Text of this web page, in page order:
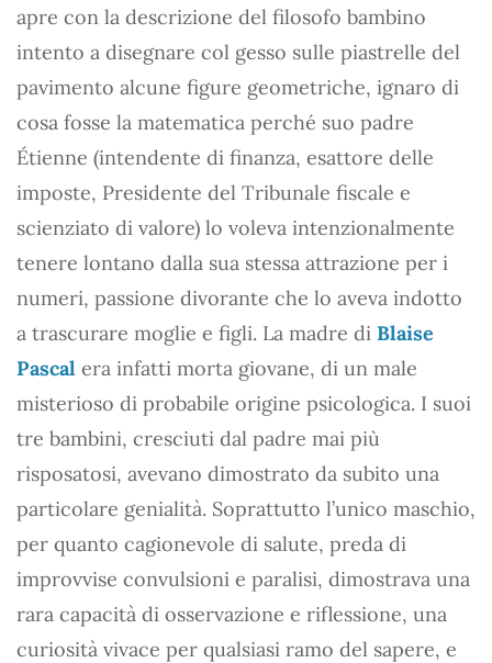
apre con la descrizione del filosofo bambino
intento a disegnare col gesso sulle piastrelle del
pavimento alcune figure geometriche, ignaro di
cosa fosse la matematica perché suo padre
Étienne (intendente di finanza, esattore delle
imposte, Presidente del Tribunale fiscale e
scienziato di valore) lo voleva intenzionalmente
tenere lontano dalla sua stessa attrazione per i
numeri, passione divorante che lo aveva indotto
a trascurare moglie e figli. La madre di Blaise
Pascal era infatti morta giovane, di un male
misterioso di probabile origine psicologica. I suoi
tre bambini, cresciuti dal padre mai più
risposatosi, avevano dimostrato da subito una
particolare genialità. Soprattutto l’unico maschio,
per quanto cagionevole di salute, preda di
improvvise convulsioni e paralisi, dimostrava una
rara capacità di osservazione e riflessione, una
curiosità vivace per qualsiasi ramo del sapere, e